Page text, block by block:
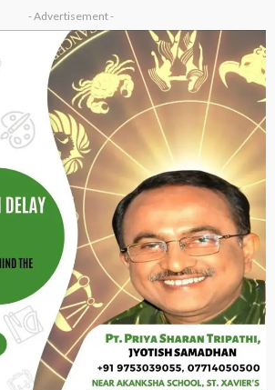
- Advertisement -